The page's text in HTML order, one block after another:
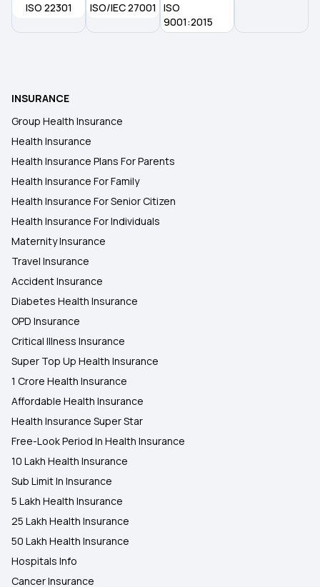
ISO 22301 ISO/IEC 27001
ISO
9001:2015
INSURANCE
Group Health Insurance
Health Insurance
Health Insurance Plans For Parents
Health Insurance For Family
Health Insurance For Senior Citizen
Health Insurance For Individuals
Maternity Insurance
Travel Insurance
Accident Insurance
Diabetes Health Insurance
OPD Insurance
Critical Illness Insurance
Super Top Up Health Insurance
1 Crore Health Insurance
Affordable Health Insurance
Health Insurance Super Star
Free-Look Period In Health Insurance
10 Lakh Health Insurance
Sub Limit In Insurance
5 Lakh Health Insurance
25 Lakh Health Insurance
50 Lakh Health Insurance
Hospitals Info
Cancer Insurance